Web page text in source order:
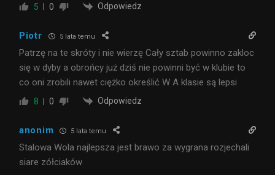
5 0 Odpowiedz
Piotr 5 lata temu
Patrzę na te skróty i nie wierzę Cały sztab powinno zakloc
się w dyby a obrońcy już dziś nie powinni być w klubie to
co oni zrobili nawet ciężko określić W A klasie są lepsi
8 0 Odpowiedz
anonim 5 lata temu
Stalowa Wola najlepsza jest brawo za wygrana rozjechali
siare zółciaków